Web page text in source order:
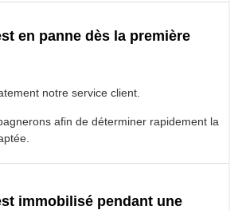
en panne dès la première
notre service client.
afin de déterminer rapidement la
immobilisé pendant une